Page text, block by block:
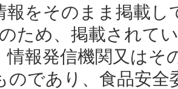
報をそのまま掲載し
ため、掲載されて
情報発信機関又はそ
のであり、食品安